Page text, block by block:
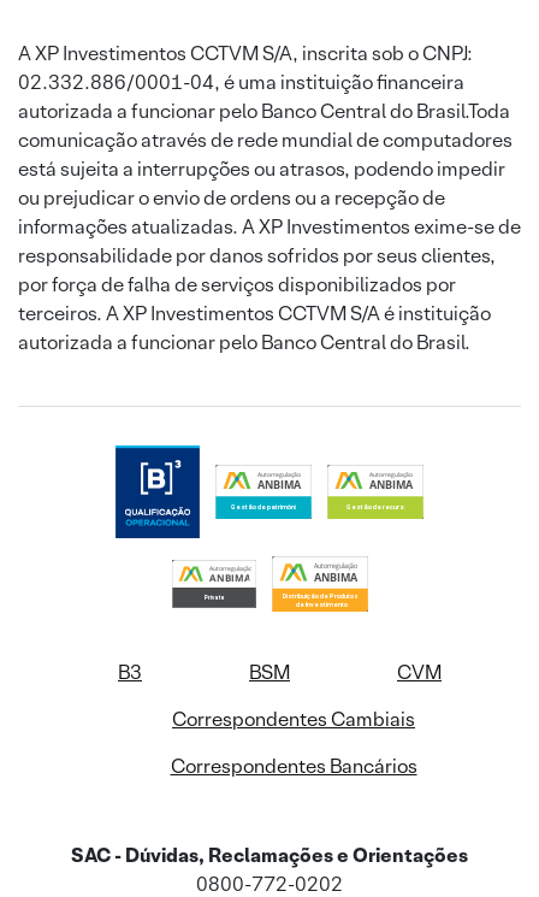
A XP Investimentos CCTVM S/A, inscrita sob o CNPJ:
02.332.886/0001-04, é uma instituição financeira
autorizada a funcionar pelo Banco Central do Brasil.Toda
comunicação através de rede mundial de computadores
está sujeita a interrupções ou atrasos, podendo impedir
ou prejudicar o envio de ordens ou a recepção de
informações atualizadas. A XP Investimentos exime-se de
responsabilidade por danos sofridos por seus clientes,
por força de falha de serviços disponibilizados por
terceiros. A XP Investimentos CCTVM S/A é instituição
autorizada a funcionar pelo Banco Central do Brasil.
B3 BSM
CVM
Correspondentes Cambiais
Correspondentes Bancários
SAC - Dúvidas, Reclamações e Orientações
0800-772-0202